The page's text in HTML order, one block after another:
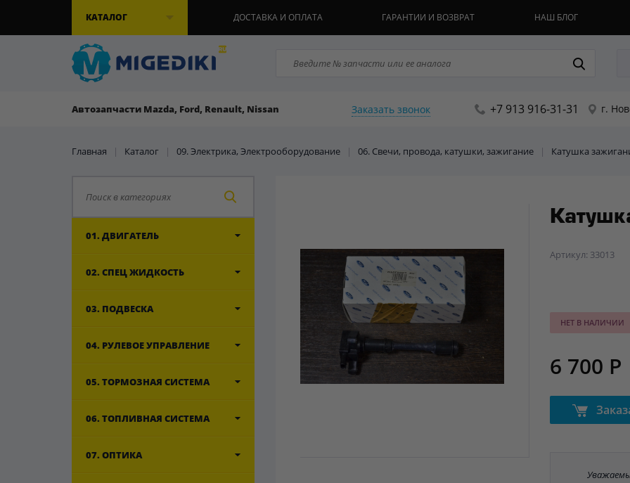
КАТАЛОГ ДОСТАВКА И ОПЛАТА ГАРАНТИИ И ВОЗВРАТ НАШ БЛОГ
Автозапчасти Mazda, Ford, Renault, Nissan Заказать звонок +7 913 916-31-31 г.
Главная | Каталог | 09. Электрика, Электрооборудование | 06. Свечи, провода, катушки, зажигание | Катушка
01. ДВИГАТЕЛЬ
02. СПЕЦ ЖИДКОСТЬ
03. ПОДВЕСКА
04. РУЛЕВОЕ УПРАВЛЕНИЕ
05. ТОРМОЗНАЯ СИСТЕМА
06. ТОПЛИВНАЯ СИСТЕМА
07. ОПТИКА
Артикул: 33013
НЕТ В НАЛИЧИИ
6 700 Р